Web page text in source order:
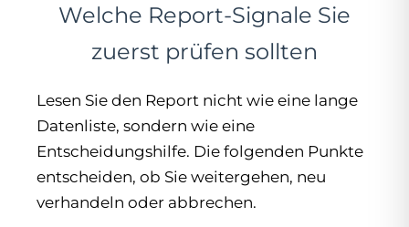
Welche Report-Signale Sie
zuerst prüfen sollten
Lesen Sie den Report nicht wie eine lange
Datenliste, sondern wie eine
Entscheidungshilfe. Die folgenden Punkte
entscheiden, ob Sie weitergehen, neu
verhandeln oder abbrechen.